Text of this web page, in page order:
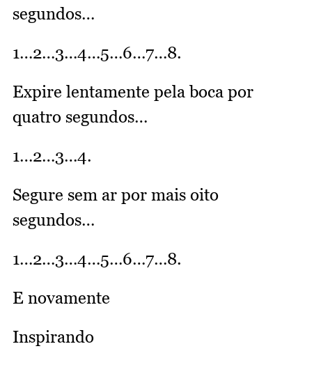
segundos…
1…2…3…4…5…6…7…8.
Expire lentamente pela boca por
quatro segundos…
1…2…3…4.
Segure sem ar por mais oito
segundos…
1…2…3…4…5…6…7…8.
E novamente
Inspirando